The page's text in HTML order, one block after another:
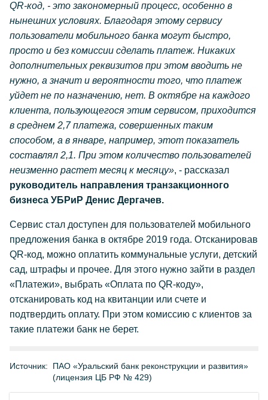
QR-код, - это закономерный процесс, особенно в
нынешних условиях. Благодаря этому сервису
пользователи мобильного банка могут быстро,
просто и без комиссии сделать платеж. Никаких
дополнительных реквизитов при этом вводить не
нужно, а значит и вероятности того, что платеж
уйдет не по назначению, нет. В октябре на каждого
клиента, пользующегося этим сервисом, приходится
в среднем 2,7 платежа, совершенных таким
способом, а в январе, например, этот показатель
составлял 2,1. При этом количество пользователей
неизменно растет месяц к месяцу», - рассказал
руководитель направления транзакционного
бизнеса УБРиР Денис Дергачев.
Сервис стал доступен для пользователей мобильного
предложения банка в октябре 2019 года. Отсканировав
QR-код, можно оплатить коммунальные услуги, детский
сад, штрафы и прочее. Для этого нужно зайти в раздел
«Платежи», выбрать «Оплата по QR-коду»,
отсканировать код на квитанции или счете и
подтвердить оплату. При этом комиссию с клиентов за
такие платежи банк не берет.
Источник:
ПАО «Уральский банк реконструкции и развития»
(лицензия ЦБ РФ № 429)